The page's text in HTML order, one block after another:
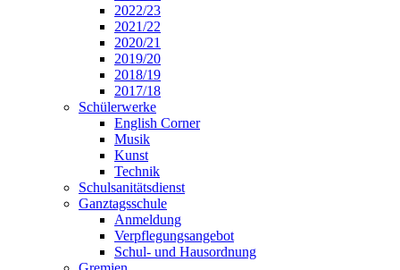
2022/23
2021/22
2020/21
2019/20
2018/19
2017/18
Schülerwerke
English Corner
Musik
Kunst
Technik
Schulsanitätsdienst
Ganztagsschule
Anmeldung
Verpflegungsangebot
Schul- und Hausordnung